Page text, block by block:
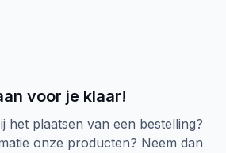
voor je klaar!
het plaatsen van een bestelling?
onze producten? Neem dan